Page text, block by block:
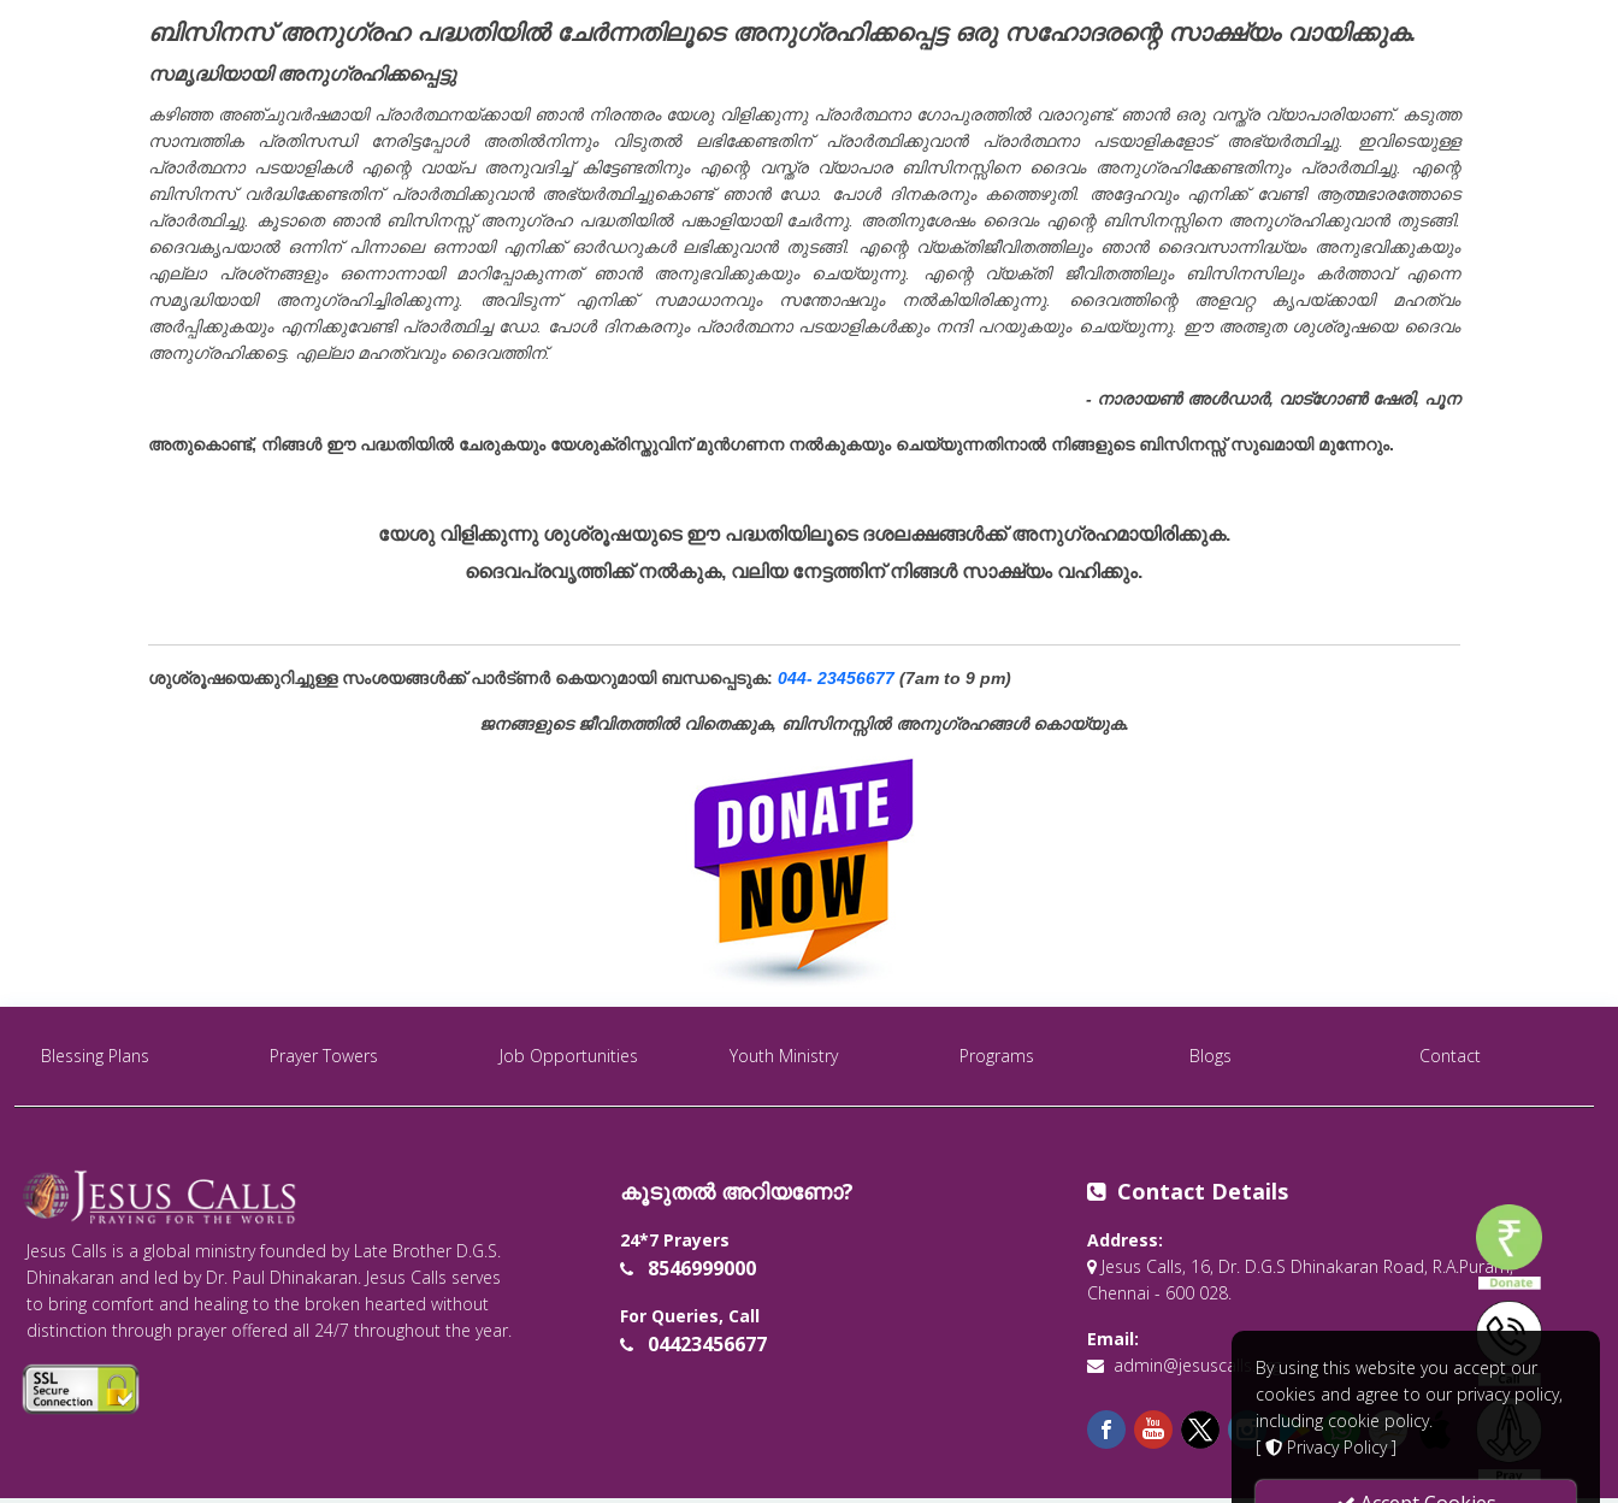
ബിസിനസ് അനുഗ്രഹ പദ്ധതിയിൽ ചേർന്നതിലൂടെ അനുഗ്രഹിക്കപ്പെട്ട ഒരു സഹോദരന്റെ സാക്ഷ്യം വായിക്കുക.
സമൃദ്ധിയായി അനുഗ്രഹിക്കപ്പെട്ടു
കഴിഞ്ഞ അഞ്ചുവർഷമായി പ്രാർത്ഥനയ്ക്കായി ഞാൻ നിരന്തരം യേശു വിളിക്കുന്നു പ്രാർത്ഥനാ ഗോപുരത്തിൽ വരാറുണ്ട്. ഞാൻ ഒരു വസ്ത്ര വ്യാപാരിയാണ്. കടുത്ത
സാമ്പത്തിക പ്രതിസന്ധി നേരിട്ടപ്പോൾ അതിൽനിന്നും വിടുതൽ ലഭിക്കേണ്ടതിന് പ്രാർത്ഥിക്കുവാൻ പ്രാർത്ഥനാ പടയാളികളോട് അഭ്യർത്ഥിച്ചു. ഇവിടെയുള്ള
പ്രാർത്ഥനാ പടയാളികൾ എന്റെ വായ്പ അനുവദിച്ച് കിട്ടേണ്ടതിനും എന്റെ വസ്ത്ര വ്യാപാര ബിസിനസ്സിനെ ദൈവം അനുഗ്രഹിക്കേണ്ടതിനും പ്രാർത്ഥിച്ചു. എന്റെ
ബിസിനസ് വർദ്ധിക്കേണ്ടതിന് പ്രാർത്ഥിക്കുവാൻ അഭ്യർത്ഥിച്ചുകൊണ്ട് ഞാൻ ഡോ. പോൾ ദിനകരനും കത്തെഴുതി. അദ്ദേഹവും എനിക്ക് വേണ്ടി ആത്മഭാരത്തോടെ
പ്രാർത്ഥിച്ചു. കൂടാതെ ഞാൻ ബിസിനസ്സ് അനുഗ്രഹ പദ്ധതിയിൽ പങ്കാളിയായി ചേർന്നു. അതിനുശേഷം ദൈവം എന്റെ ബിസിനസ്സിനെ അനുഗ്രഹിക്കുവാൻ തുടങ്ങി.
ദൈവകൃപയാൽ ഒന്നിന് പിന്നാലെ ഒന്നായി എനിക്ക് ഓർഡറുകൾ ലഭിക്കുവാൻ തുടങ്ങി. എന്റെ വ്യക്തിജീവിതത്തിലും ഞാൻ ദൈവസാന്നിദ്ധ്യം അനുഭവിക്കുകയും
എല്ലാ പ്രശ്‌നങ്ങളും ഒന്നൊന്നായി മാറിപ്പോകുന്നത് ഞാൻ അനുഭവിക്കുകയും ചെയ്യുന്നു. എന്റെ വ്യക്തി ജീവിതത്തിലും ബിസിനസിലും കർത്താവ് എന്നെ
സമൃദ്ധിയായി അനുഗ്രഹിച്ചിരിക്കുന്നു. അവിടുന്ന് എനിക്ക് സമാധാനവും സന്തോഷവും നൽകിയിരിക്കുന്നു. ദൈവത്തിന്റെ അളവറ്റ കൃപയ്ക്കായി മഹത്വം
അർപ്പിക്കുകയും എനിക്കുവേണ്ടി പ്രാർത്ഥിച്ച ഡോ. പോൾ ദിനകരനും പ്രാർത്ഥനാ പടയാളികൾക്കും നന്ദി പറയുകയും ചെയ്യുന്നു. ഈ അത്ഭുത ശുശ്രൂഷയെ ദൈവം
അനുഗ്രഹിക്കട്ടെ. എല്ലാ മഹത്വവും ദൈവത്തിന്.
- നാരായൺ അൾഡാർ, വാട്ഗോ‌ൺ ഷേരി, പൂന
അതുകൊണ്ട്, നിങ്ങൾ ഈ പദ്ധതിയിൽ ചേരുകയും യേശുക്രിസ്തുവിന് മുൻഗണന നൽകുകയും ചെയ്യുന്നതിനാൽ നിങ്ങളുടെ ബിസിനസ്സ് സുഖമായി മുന്നേറും.
യേശു വിളിക്കുന്നു ശുശ്രൂഷയുടെ ഈ പദ്ധതിയിലൂടെ ദശലക്ഷങ്ങൾക്ക് അനുഗ്രഹമായിരിക്കുക.
ദൈവപ്രവൃത്തിക്ക് നൽകുക, വലിയ നേട്ടത്തിന് നിങ്ങൾ സാക്ഷ്യം വഹിക്കും.
ശുശ്രൂഷയെക്കുറിച്ചുള്ള സംശയങ്ങൾക്ക് പാർട്ണർ കെയറുമായി ബന്ധപ്പെടുക:044- 23456677(7am to 9 pm)
ജനങ്ങളുടെ ജീവിതത്തിൽ വിതെക്കുക, ബിസിനസ്സിൽ അനുഗ്രഹങ്ങൾ കൊയ്യുക.
Blessing Plans Prayer Towers Job Opportunities Youth Ministry Programs Blogs Contact
Jesus Calls is a global ministry founded by Late Brother D.G.S.
Dhinakaran and led by Dr. Paul Dhinakaran. Jesus Calls serves
to bring comfort and healing to the broken hearted without
distinction through prayer offered all 24/7 throughout the year.
കൂടുതൽ അറിയണോ?
24*7 Prayers
8546999000
For Queries, Call
04423456677
Contact Details
Address:
Jesus Calls, 16, Dr. D.G.S Dhinakaran Road, R.A.Puram,
Chennai - 600 028.
Email:
admin@jesuscalls.orgBy using this website you accept our
cookies and agree to our privacy policy,
including cookie policy.
[
Privacy Policy]